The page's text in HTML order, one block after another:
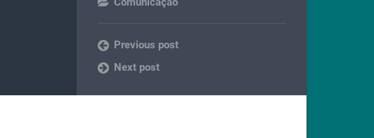
Previous post
Next post